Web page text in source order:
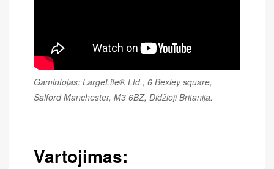
Gamintojas: LargeLife® Ltd., 6 Bexley square,
Salford Manchester, M3 6BZ, Didžioji Britanija.
Vartojimas: